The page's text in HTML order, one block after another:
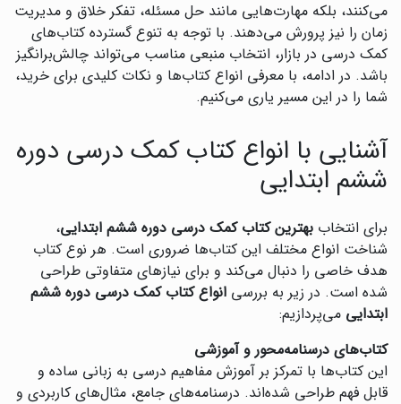
می‌کنند، بلکه مهارت‌هایی مانند حل مسئله، تفکر خلاق و مدیریت
زمان را نیز پرورش می‌دهند. با توجه به تنوع گسترده کتاب‌های
کمک درسی در بازار، انتخاب منبعی مناسب می‌تواند چالش‌برانگیز
باشد. در ادامه، با معرفی انواع کتاب‌ها و نکات کلیدی برای خرید،
شما را در این مسیر یاری می‌کنیم.
آشنایی با انواع کتاب کمک درسی دوره
ششم ابتدایی
برای انتخاب بهترین کتاب کمک درسی دوره ششم ابتدایی،
شناخت انواع مختلف این کتاب‌ها ضروری است. هر نوع کتاب
هدف خاصی را دنبال می‌کند و برای نیازهای متفاوتی طراحی
شده است. در زیر به بررسی انواع کتاب کمک درسی دوره ششم
ابتدایی می‌پردازیم:
کتاب‌های درسنامه‌محور و آموزشی
این کتاب‌ها با تمرکز بر آموزش مفاهیم درسی به زبانی ساده و
قابل فهم طراحی شده‌اند. درسنامه‌های جامع، مثال‌های کاربردی و